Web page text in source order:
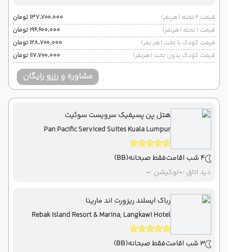
قیمت 2 تخته (هرنفر)
۱۳۷٬۷۰۰٬۰۰۰ تومان
قیمت 1 تخته (هرنفر)
۱۹۶٬۶۰۰٬۰۰۰ تومان
قیمت کودک با تخت (هر نفر)
۱۲۸٬۷۰۰٬۰۰۰ تومان
قیمت کودک بدون تخت (هرنفر)
۱۱۷٬۷۰۰٬۰۰۰ تومان
مشاوره و رزرو رایگان
هتل پن پسیفیک سرویست سوئیت
Pan Pacific Serviced Suites Kuala Lumpur
4 شب اقامت فقط صبحانه(BB)
دید اتاق :-لوکیشن :-
رباک ایسلند ریزورت اند مارینا
Rebak Island Resort & Marina, Langkawi Hotel
3 شب اقامت فقط صبحانه(BB)